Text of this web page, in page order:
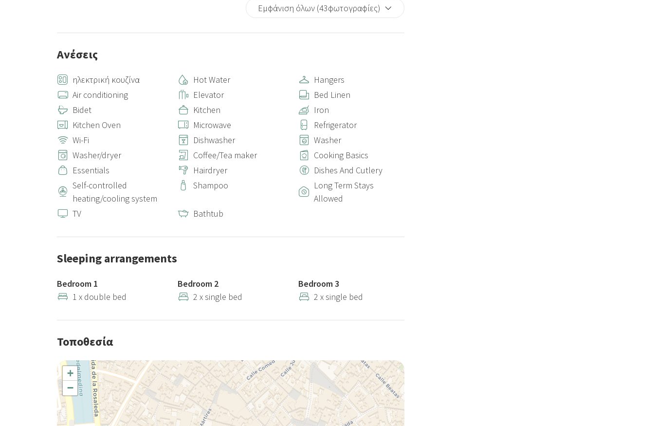
Εμφάνιση όλων (43φωτογραφίες)
Ανέσεις
ηλεκτρική κουζίνα Hot Water
Hangers
Air conditioning
Elevator
Bed Linen
Bidet
Kitchen
Iron
Kitchen Oven
Microwave
Refrigerator
Wi-Fi
Dishwasher
Washer
Washer/dryer
Coffee/Tea maker
Cooking Basics
Essentials
Hairdryer
Dishes And Cutlery
Self-controlled
heating/cooling system
Shampoo
Long Term Stays
Allowed
TV
Bathtub
Sleeping arrangements
Bedroom 1
1 x double bed
Bedroom 2
2 x single bed
Bedroom 3
2 x single bed
Τοποθεσία
+
−